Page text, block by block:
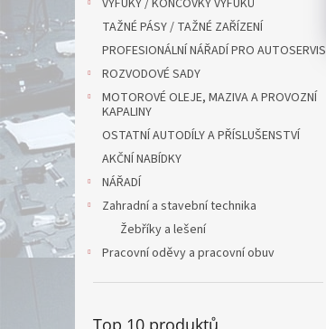
VÝFUKY / KONCOVKY VÝFUKŮ
TAŽNÉ PÁSY / TAŽNÉ ZAŘÍZENÍ
PROFESIONÁLNÍ NÁŘADÍ PRO AUTOSERVIS
ROZVODOVÉ SADY
MOTOROVÉ OLEJE, MAZIVA A PROVOZNÍ
KAPALINY
OSTATNÍ AUTODÍLY A PŘÍSLUŠENSTVÍ
AKČNÍ NABÍDKY
NÁŘADÍ
Zahradní a stavební technika
Žebříky a lešení
Pracovní oděvy a pracovní obuv
Top 10 produktů